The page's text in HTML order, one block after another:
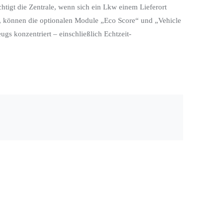
die Zentrale, wenn sich ein Lkw einem Lieferort
die optionalen Module „Eco Score“ und „Vehicle
konzentriert – einschließlich Echtzeit-